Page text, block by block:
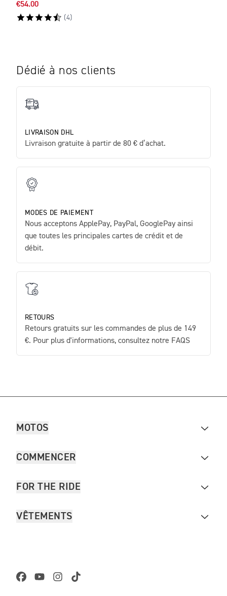
€54.00
(4)
Dédié à nos clients
LIVRAISON DHL
Livraison gratuite à partir de 80 € d’achat.
MODES DE PAIEMENT
Nous acceptons ApplePay, PayPal, GooglePay ainsi
que toutes les principales cartes de crédit et de
débit.
RETOURS
Retours gratuits sur les commandes de plus de 149
€. Pour plus d'informations, consultez notre FAQS
MOTOS
COMMENCER
FOR THE RIDE
VÊTEMENTS